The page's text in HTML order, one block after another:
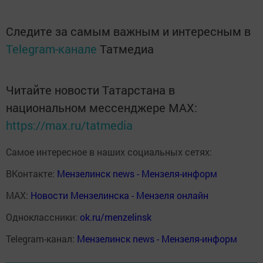
Следите за самым важным и интересным в
Telegram-канале Татмедиа
Читайте новости Татарстана в
национальном мессенджере MАХ:
https://max.ru/tatmedia
Самое интересное в наших социальных сетях:
ВКонтакте: Мензелинск news - Мензеля-информ
MAX: Новости Мензелинска - Мензеля онлайн
Одноклассники: ok.ru/menzelinsk
Telegram-канал: Мензелинск news - Мензеля-информ